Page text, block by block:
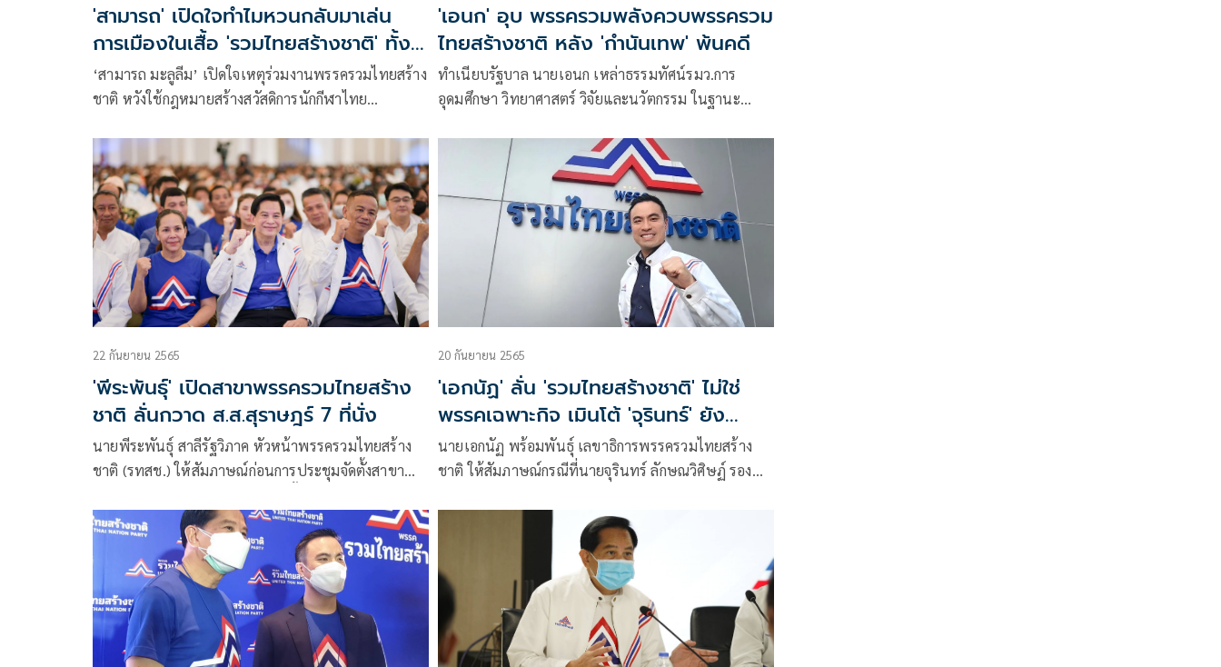
'สามารถ' เปิดใจทำไมหวนกลับมาเล่น
การเมืองในเสื้อ 'รวมไทยสร้างชาติ' ทั้งที่
เคยบอกจะวางมือ
‘สามารถ มะลูลีม’ เปิดใจเหตุร่วมงานพรรครวมไทยสร้าง
ชาติ หวังใช้กฎหมายสร้างสวัสดิการนักกีฬาไทย
ตั้งใจทำงานจริง
'เอนก' อุบ พรรครวมพลังควบพรรครวม
ไทยสร้างชาติ หลัง 'กำนันเทพ' พ้นคดี
ทำเนียบรัฐบาล นายเอนก เหล่าธรรมทัศน์รมว.การ
อุดมศึกษา วิทยาศาสตร์ วิจัยและนวัตกรรม ในฐานะ
22 กันยายน 2565
'พีระพันธุ์' เปิดสาขาพรรครวมไทยสร้าง
ชาติ ลั่นกวาด ส.ส.สุราษฎร์ 7 ที่นั่ง
นายพีระพันธุ์ สาลีรัฐวิภาค หัวหน้าพรรครวมไทยสร้าง
ชาติ (รทสช.) ให้สัมภาษณ์ก่อนการประชุมจัดตั้งสาขา
สุราษฎร์ธานี ว่า การเดินทางมาเปิดสาขาพรรครวมไทย
สร้างชาติในวันนี้
20 กันยายน 2565
'เอกนัฏ' ลั่น 'รวมไทยสร้างชาติ' ไม่ใช่
พรรคเฉพาะกิจ เมินโต้ 'จุรินทร์' ยัง
เคารพเสมอ
นายเอกนัฏ พร้อมพันธุ์ เลขาธิการพรรครวมไทยสร้าง
ชาติ ให้สัมภาษณ์กรณีที่นายจุรินทร์ ลักษณวิศิษฏ์ รอง
ประชาธิปัตย์ (ปชป.) ออกมาระบุถึงกรณีที่มี
พรรคการเมืองหลายพรรคเจาะพื้นที่ภาคใต้